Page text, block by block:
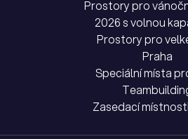
Prostory pro
2026 s volnou
Prostory pro
Praha
Speciální místa
Zasedací